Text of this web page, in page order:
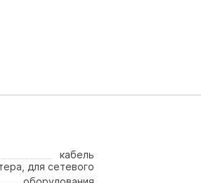
кабель
для сетевого